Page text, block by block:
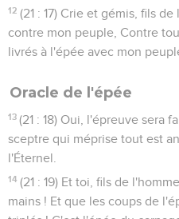
12 (21 : 17) Crie et gémis, fils
contre mon peuple, Contre
livrés à l'épée avec mon
Oracle de l'épée
13 (21 : 18) Oui, l'épreuve sera
sceptre qui méprise tout est
l'Éternel.
14 (21 : 19) Et toi, fils de
mains ! Et que les coups de